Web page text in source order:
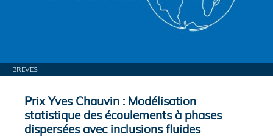
BRÈVES
Prix Yves Chauvin : Modélisation
statistique des écoulements à phases
dispersées avec inclusions fluides